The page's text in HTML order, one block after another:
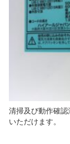
清掃及び動作確
いただけます。